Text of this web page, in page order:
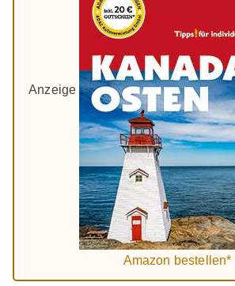
Anzeige
Amazon bestellen*